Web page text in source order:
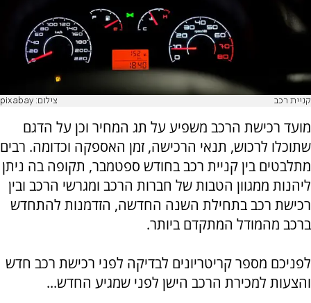
קניית רכב צילום: pixabay
מועד רכישת הרכב משפיע על תג המחיר וכן על הדגם
שתוכלו לרכוש, תנאי הרכישה, זמן האספקה וכדומה. רבים
מתלבטים בין קניית רכב בחודש ספטמבר, תקופה בה ניתן
ליהנות ממגוון הטבות של חברות הרכב ומגרשי הרכב ובין
רכישת רכב בתחילת השנה החדשה, הזדמנות להתחדש
ברכב מהמודל המתקדם ביותר.
לפניכם מספר קריטריונים לבדיקה לפני רכישת רכב חדש
והצעות למכירת הרכב הישן לפני שמגיע החדש...